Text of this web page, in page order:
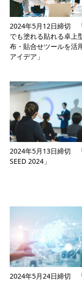
2024年5月12日締切
でも塗れる貼れる卓上
布・貼合せツールを活
アイデア」
2024年5月13日締切
SEED 2024」
2024年5月24日締切